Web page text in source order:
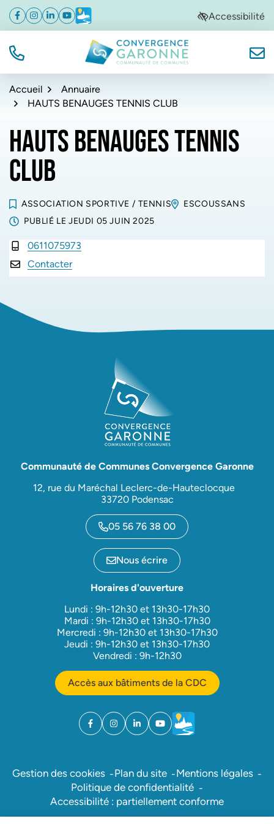
Aller
navigation
Aller
au
Aller
au
de
Facebook
(ouverture dans un nouvel onglet)
Instagram
(ouverture dans un nouvel onglet)
Linkedin
(ouverture dans un nouvel onglet)
YouTube
(ouverture dans un nouvel onglet)
Météo
(ouverture dans un nouvel onglet)Accessibilité
TÉL. Convergence Garonne
Accueil
Annuaire
HAUTS BENAUGES TENNIS CLUB
HAUTS BENAUGES TENNIS
CLUB
ASSOCIATION SPORTIVE / TENNIS
ESCOUSSANS
PUBLIÉ LE JEUDI 05 JUIN 2025
INFOS UTILES
0611075973
Contacter
Communauté de Communes Convergence Garonne
12, rue du Maréchal Leclerc-de-Hauteclocque
33720 Podensac
05 56 76 38 00
Nous écrire
Horaires d'ouverture
Lundi : 9h-12h30 et 13h30-17h30
Mardi : 9h-12h30 et 13h30-17h30
Mercredi : 9h-12h30 et 13h30-17h30
Jeudi : 9h-12h30 et 13h30-17h30
Vendredi : 9h-12h30
Accès aux bâtiments de la CDC
Facebook
(ouverture dans un nouvel onglet)
Instagram
(ouverture dans un nouvel onglet)
Linkedin
(ouverture dans un nouvel onglet)
YouTube
(ouverture dans un nouvel
Météo
(ouverture dans un
Gestion des cookies Plan du site
Mentions légales
Politique de confidentialité
Accessibilité : partiellement conforme